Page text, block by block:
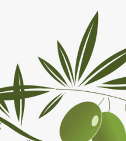
бы открыть меню